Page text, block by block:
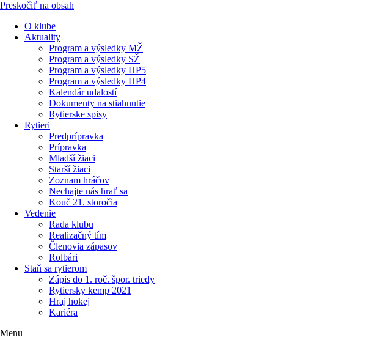
Preskočiť na obsah
O klube
Aktuality
Program a výsledky MŽ
Program a výsledky SŽ
Program a výsledky HP5
Program a výsledky HP4
Kalendár udalostí
Dokumenty na stiahnutie
Rytierske spisy
Rytieri
Predprípravka
Prípravka
Mladší žiaci
Starší žiaci
Zoznam hráčov
Nechajte nás hrať sa
Kouč 21. storočia
Vedenie
Rada klubu
Realizačný tím
Členovia zápasov
Rolbári
Staň sa rytierom
Zápis do 1. roč. špor. triedy
Rytiersky kemp 2021
Hraj hokej
Kariéra
Menu